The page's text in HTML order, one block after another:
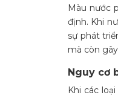
Màu nước
định. Khi
sự phát
mà còn
Nguy cơ
Khi các